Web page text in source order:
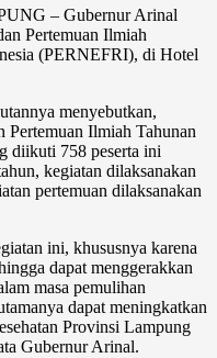
– Gubernur Arinal
Pertemuan Ilmiah
(PERNEFRI), di Hotel
menyebutkan,
Pertemuan Ilmiah Tahunan
diikuti 758 peserta ini
kegiatan dilaksanakan
pertemuan dilaksanakan
ini, khususnya karena
dapat menggerakkan
masa pemulihan
dapat meningkatkan
Provinsi Lampung
Gubernur Arinal.